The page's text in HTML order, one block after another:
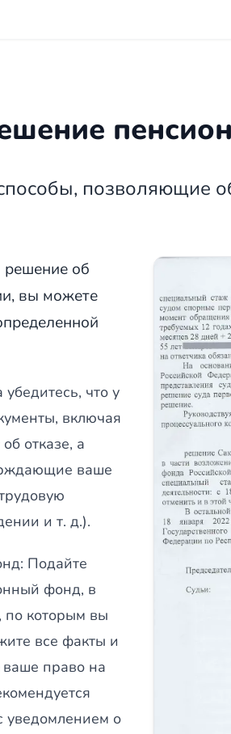
позволяющие
об
вы можете
что у
включая
отказе, а
ваше
и т. д.).
Подайте
фонд, в
по которым вы
все факты и
право на
уведомлением о